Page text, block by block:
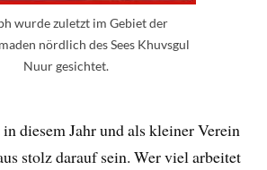
wurde zuletzt im Gebiet der
nördlich des Sees Khuvsgul
Nuur gesichtet.
diesem Jahr und als kleiner Verein
stolz darauf sein. Wer viel arbeitet